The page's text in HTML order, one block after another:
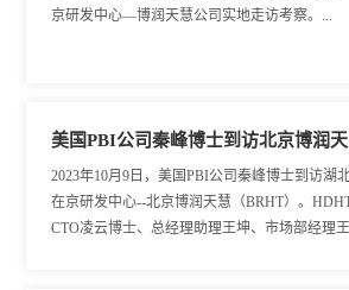
京研发中心—博润天慧公司实地走访考察。...
美国PBI公司秦峰博士到访北京博润
2023年10月9日，美国PBI公司秦峰博士到访湖
在京研发中心--北京博润天慧（BRHT）。
CTO凌云博士、总经理助理王坤、市场部经理王